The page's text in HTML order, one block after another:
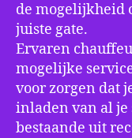
de mogelijkheid
juiste gate.
Ervaren
mogelijke
voor zorgen dat
inladen van al
bestaande uit